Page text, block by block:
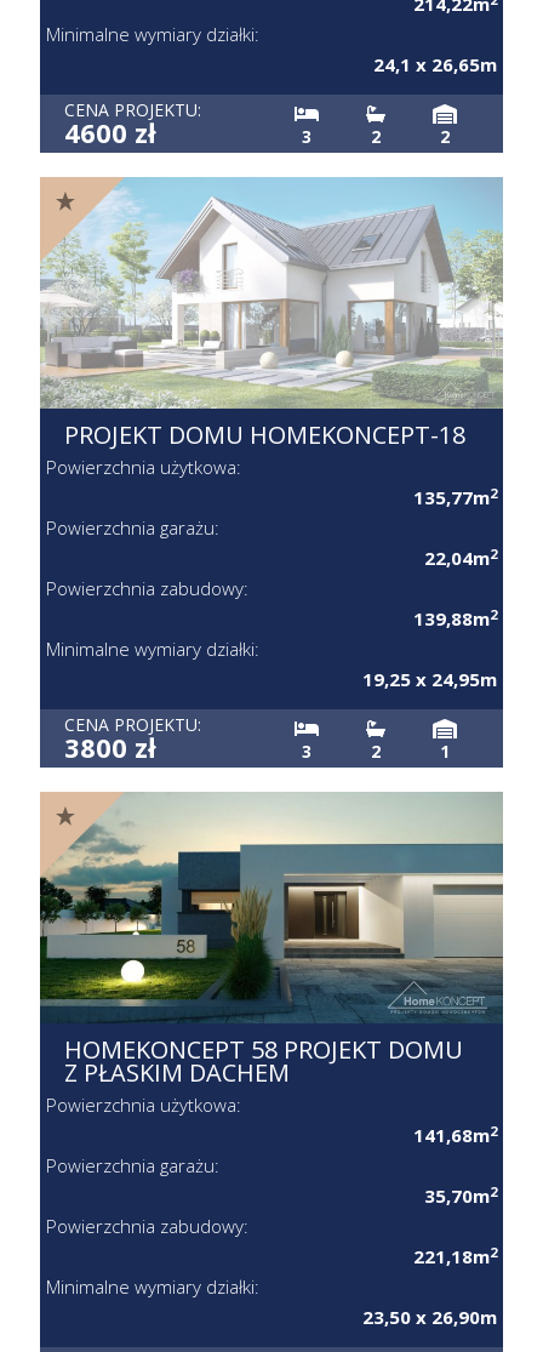
Minimalne wymiary działki:
24,1 x 26,65m
CENA PROJEKTU:
4600 zł 3 2 2
PROJEKT DOMU HOMEKONCEPT-18
Powierzchnia użytkowa:
135,77m2
Powierzchnia garażu:
22,04m2
Powierzchnia zabudowy:
139,88m2
Minimalne wymiary działki:
19,25 x 24,95m
CENA PROJEKTU:
3800 zł 3 2 1
HOMEKONCEPT 58 PROJEKT DOMU
Z PŁASKIM DACHEM
Powierzchnia użytkowa:
141,68m2
Powierzchnia garażu:
35,70m2
Powierzchnia zabudowy:
221,18m2
Minimalne wymiary działki:
23,50 x 26,90m